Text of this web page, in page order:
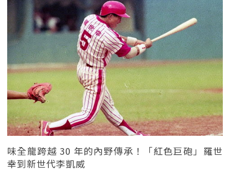
味全龍跨越 30 年的內野傳承！「紅色巨砲」羅世
幸到新世代李凱威